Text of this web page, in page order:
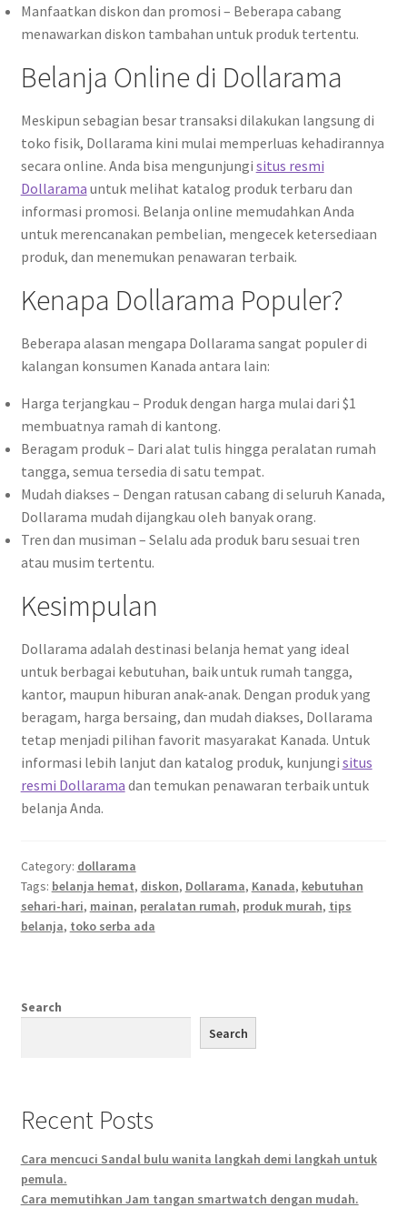
Manfaatkan diskon dan promosi – Beberapa cabang
menawarkan diskon tambahan untuk produk tertentu.
Belanja Online di Dollarama
Meskipun sebagian besar transaksi dilakukan langsung di
toko fisik, Dollarama kini mulai memperluas kehadirannya
secara online. Anda bisa mengunjungi situs resmi
Dollarama untuk melihat katalog produk terbaru dan
informasi promosi. Belanja online memudahkan Anda
untuk merencanakan pembelian, mengecek ketersediaan
produk, dan menemukan penawaran terbaik.
Kenapa Dollarama Populer?
Beberapa alasan mengapa Dollarama sangat populer di
kalangan konsumen Kanada antara lain:
Harga terjangkau – Produk dengan harga mulai dari $1
membuatnya ramah di kantong.
Beragam produk – Dari alat tulis hingga peralatan rumah
tangga, semua tersedia di satu tempat.
Mudah diakses – Dengan ratusan cabang di seluruh Kanada,
Dollarama mudah dijangkau oleh banyak orang.
Tren dan musiman – Selalu ada produk baru sesuai tren
atau musim tertentu.
Kesimpulan
Dollarama adalah destinasi belanja hemat yang ideal
untuk berbagai kebutuhan, baik untuk rumah tangga,
kantor, maupun hiburan anak-anak. Dengan produk yang
beragam, harga bersaing, dan mudah diakses, Dollarama
tetap menjadi pilihan favorit masyarakat Kanada. Untuk
informasi lebih lanjut dan katalog produk, kunjungi situs
resmi Dollarama dan temukan penawaran terbaik untuk
belanja Anda.
Category: dollarama
Tags: belanja hemat, diskon, Dollarama, Kanada, kebutuhan
sehari-hari, mainan, peralatan rumah, produk murah, tips
belanja, toko serba ada
Search
Search
Recent Posts
Cara mencuci Sandal bulu wanita langkah demi langkah untuk
pemula.
Cara memutihkan Jam tangan smartwatch dengan mudah.